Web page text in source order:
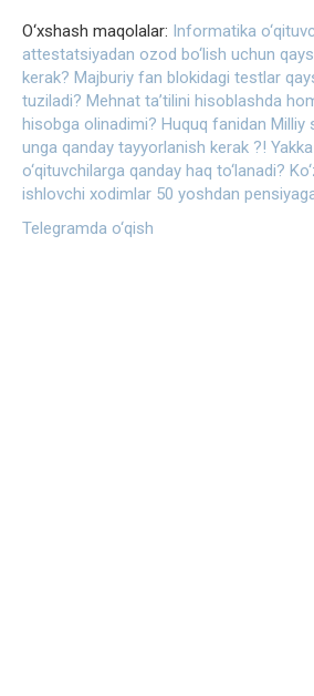
O‘xshash maqolalar: Informatika
attestatsiyadan ozod bo‘lish uchun
kerak? Majburiy fan blokidagi testlar
tuziladi? Mehnat taʼtilini hisoblashda
hisobga olinadimi? Huquq fanidan
unga qanday tayyorlanish kerak ?!
o‘qituvchilarga qanday haq to‘lanadi?
ishlovchi xodimlar 50 yoshdan
Telegramda o‘qish